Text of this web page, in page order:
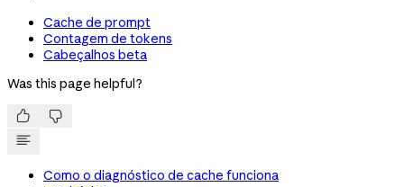
Cache de prompt
Contagem de tokens
Cabeçalhos beta
Was this page helpful?
 
Como o diagnóstico de cache funciona